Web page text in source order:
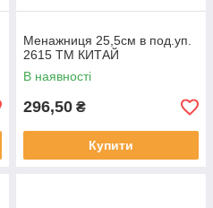
Менажниця 25,5см в под.уп.
2615 ТМ КИТАЙ
В наявності
296,50 ₴
Купити